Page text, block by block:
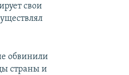
свои
обвинили
страны и